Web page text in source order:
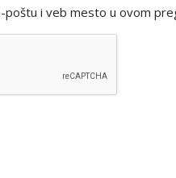
poštu i veb mesto u ovom